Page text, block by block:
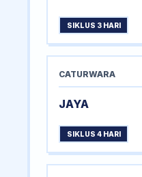
SIKLUS 3 HARI
CATURWARA
JAYA
SIKLUS 4 HARI